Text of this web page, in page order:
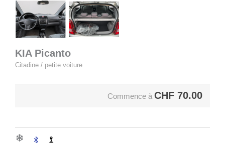
KIA Picanto
Citadine / petite voiture
Commence à CHF 70.00